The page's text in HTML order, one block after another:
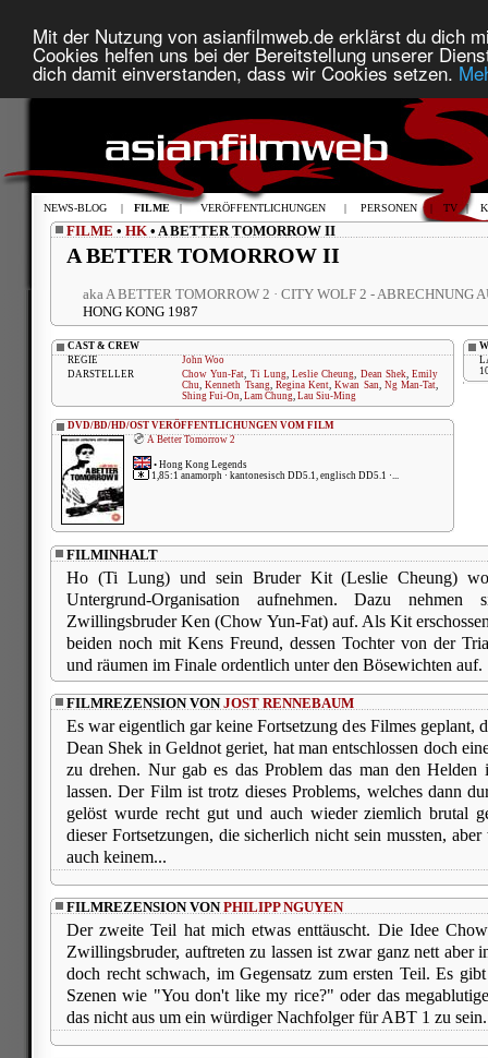
Mit der Nutzung von asianfilmweb.de erklärst du dich
Cookies helfen uns bei der Bereitstellung unserer
dich damit einverstanden, dass wir Cookies setzen.
NEWS-BLOG | FILME | VERÖFFENTLICHUNGEN | PERSONEN | TV |
FILME • HK • A BETTER TOMORROW II
A BETTER TOMORROW II
aka A BETTER TOMORROW 2 · CITY WOLF 2 - ABRECHNUNG
HONG KONG 1987
CAST & CREW
REGIE
John Woo
DARSTELLER
Chow Yun-Fat, Ti Lung, Leslie Cheung, Dean Shek, Emily
Chu,Kenneth Tsang, Regina Kent,Kwan San, Ng Man-Tat,
Shing Fui-On, Lam Chung, Lau Siu-Ming
DVD/BD/HD/OST VERÖFFENTLICHUNGEN VOM FILM
A Better Tomorrow 2
• Hong Kong Legends
1,85:1 anamorph · kantonesisch DD5.1, englisch DD5.1 ·...
FILMINHALT
Ho (Ti Lung) und sein Bruder Kit (Leslie Cheung)
Untergrund-Organisation aufnehmen. Dazu
Zwillingsbruder Ken (Chow Yun-Fat) auf. Als Kit
beiden noch mit Kens Freund, dessen Tochter von der
und räumen im Finale ordentlich unter den Bösewichten auf.
FILMREZENSION VONJOST RENNEBAUM
Es war eigentlich gar keine Fortsetzung des Filmes geplant,
Dean Shek in Geldnot geriet, hat man entschlossen doch
zu drehen. Nur gab es das Problem das man den Helden
lassen. Der Film ist trotz dieses Problems, welches dann
gelöst wurde recht gut und auch wieder ziemlich brutal
dieser Fortsetzungen, die sicherlich nicht sein mussten,
auch keinem...
FILMREZENSION VONPHILIPP NGUYEN
Der zweite Teil hat mich etwas enttäuscht. Die Idee
Zwillingsbruder, auftreten zu lassen ist zwar ganz nett aber
doch recht schwach, im Gegensatz zum ersten Teil. Es
Szenen wie "You don't like my rice?" oder das
das nicht aus um ein würdiger Nachfolger für ABT 1 zu sein.